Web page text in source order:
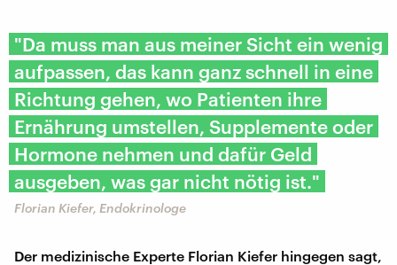
"Da muss man aus meiner Sicht ein wenig
aufpassen, das kann ganz schnell in eine
Richtung gehen, wo Patienten ihre
Ernährung umstellen, Supplemente oder
Hormone nehmen und dafür Geld
ausgeben, was gar nicht nötig ist."
Florian Kiefer, Endokrinologe
Der medizinische Experte Florian Kiefer hingegen sagt,